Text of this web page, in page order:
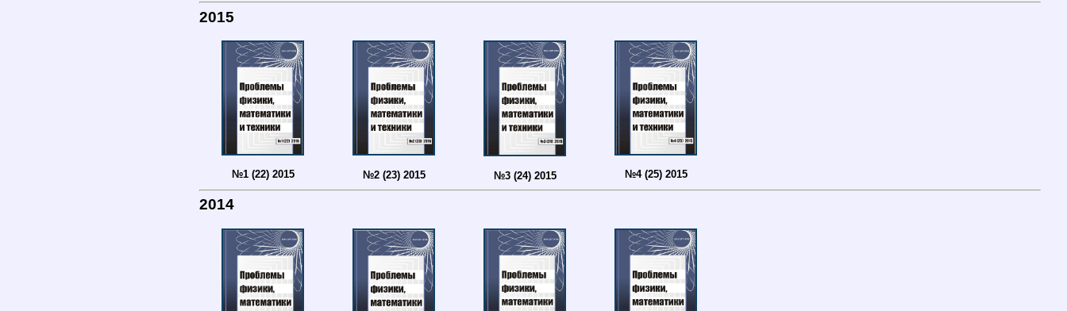
2015
№1 (22) 2015 №2 (23) 2015 №3 (24) 2015 №4 (25) 2015
2014